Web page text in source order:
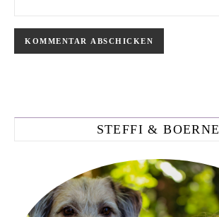
STEFFI & BOERNE